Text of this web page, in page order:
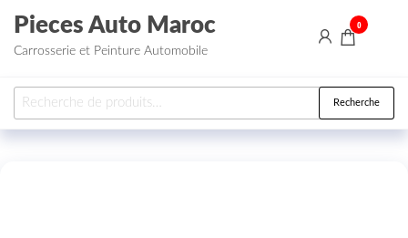
Aller au contenu
Pieces Auto Maroc
Carrosserie et Peinture Automobile
0
Recherche pour : Recherche